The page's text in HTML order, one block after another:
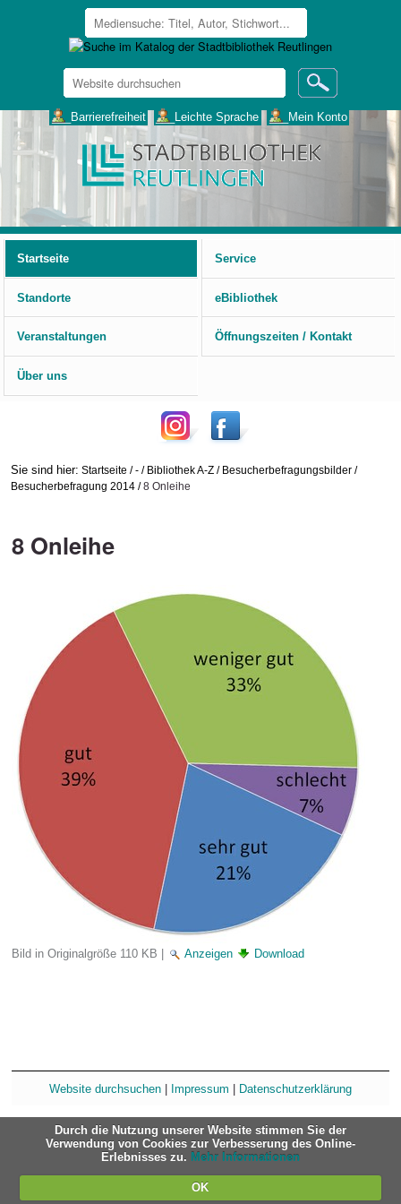
Website
durchsuchen
___Barrierefreiheit ___Leichte Sprache ___Mein Konto
Startseite
Service
Standorte eBibliothek
Veranstaltungen Öffnungszeiten / Kontakt
Über uns
Sie sind hier: Startseite /- / Bibliothek A-Z / Besucherbefragungsbilder /
Besucherbefragung 2014 /8 Onleihe
8 Onleihe
Bild in Originalgröße 110 KB | Anzeigen Download
Website durchsuchen | Impressum | Datenschutzerklärung
Durch die Nutzung unserer Website stimmen Sie der
Verwendung von Cookies zur Verbesserung des Online-
Erlebnisses zu. Mehr Informationen
OK